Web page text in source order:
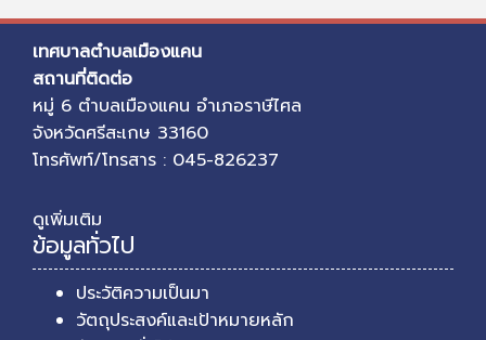
เทศบาลตำบลเมืองแคน
สถานที่ติดต่อ
หมู่ 6 ตำบลเมืองแคน อำเภอราษีไศล
จังหวัดศรีสะเกษ 33160
โทรศัพท์/โทรสาร : 045-826237
ดูเพิ่มเติม
ข้อมูลทั่วไป
ประวัติความเป็นมา
วัตถุประสงค์และเป้าหมายหลัก